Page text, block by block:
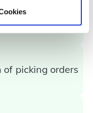
within a few
picking orders